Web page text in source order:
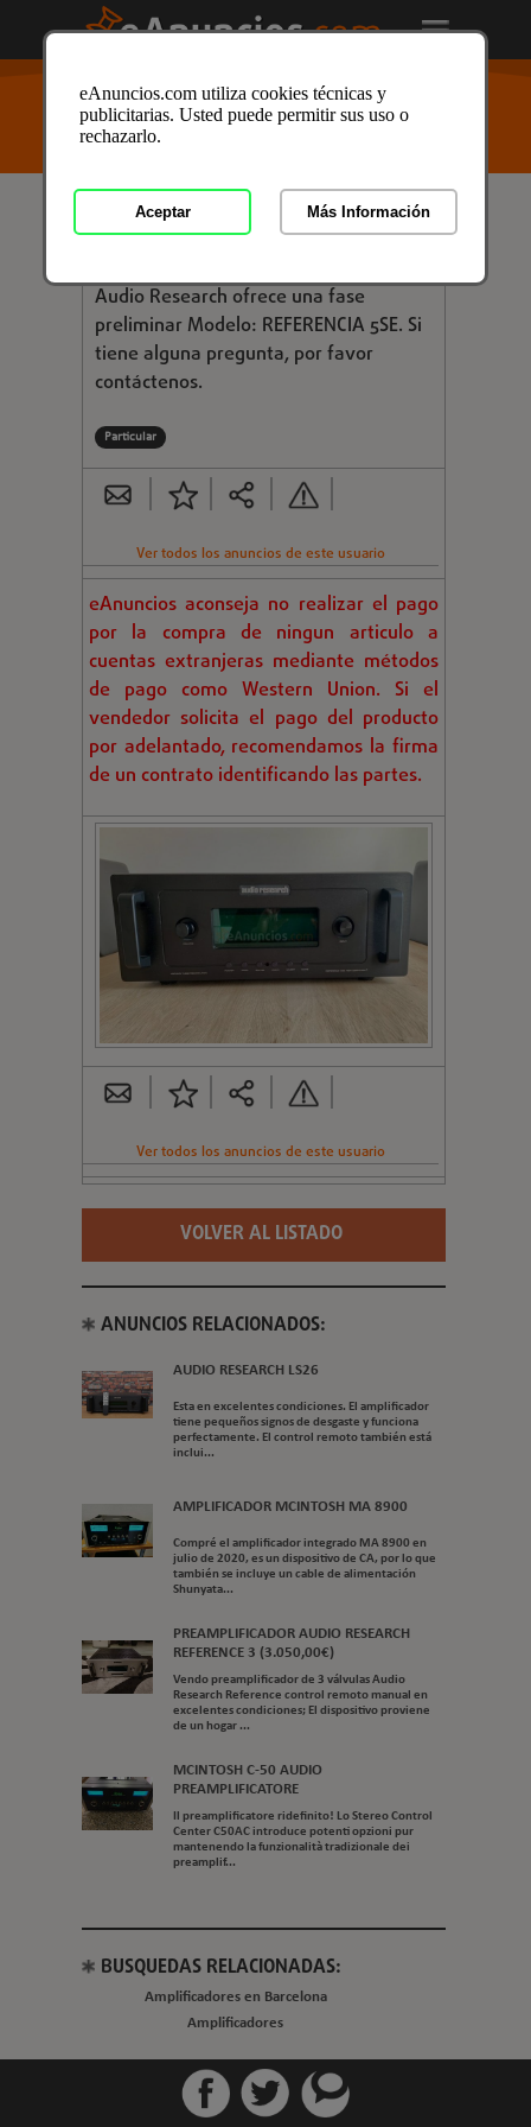
USTED ESTÁ AQUÍ>Anuncios clasificados/Imagen y
Sonido/Sonido/Equipos de Sonido/Amplificadores
/Amplificadores en Barcelona/ Anuncio ID: 4109863
Consultar
Audio Research ofrece una fase
preliminar Modelo: REFERENCIA 5SE. Si
tiene alguna pregunta, por favor
contáctenos.
Particular
Ver todos los anuncios de este usuario
eAnuncios aconseja no realizar el pago
por la compra de ningun articulo a
cuentas extranjeras mediante métodos
de pago como Western Union. Si el
vendedor solicita el pago del producto
por adelantado, recomendamos la firma
de un contrato identificando las partes.
Ver todos los anuncios de este usuario
VOLVER AL LISTADO
ANUNCIOS RELACIONADOS:
AUDIO RESEARCH LS26
Esta en excelentes condiciones. El amplificador
tiene pequeños signos de desgaste y funciona
perfectamente. El control remoto también está
inclui...
AMPLIFICADOR MCINTOSH MA 8900
Compré el amplificador integrado MA 8900 en
julio de 2020, es un dispositivo de CA, por lo que
también se incluye un cable de alimentación
Shunyata...
PREAMPLIFICADOR AUDIO RESEARCH
REFERENCE 3 (3.050,00€)
Vendo preamplificador de 3 válvulas Audio
Research Reference control remoto manual en
excelentes condiciones; El dispositivo proviene
de un hogar ...
MCINTOSH C-50 AUDIO
PREAMPLIFICATORE
Il preamplificatore ridefinito! Lo Stereo Control
Center C50AC introduce potenti opzioni pur
mantenendo la funzionalità tradizionale dei
preamplif...
BUSQUEDAS RELACIONADAS:
Amplificadores en Barcelona
Amplificadores
eAnuncios.com utiliza cookies técnicas y
publicitarias. Usted puede permitir sus uso o
rechazarlo.
Aceptar Más Información